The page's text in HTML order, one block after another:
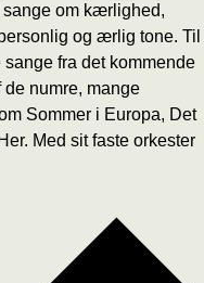
om kærlighed,
og ærlig tone. Til
fra det kommende
numre, mange
Sommer i Europa, Det
Med sit faste orkester